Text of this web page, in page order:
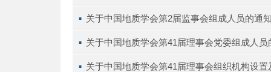
▪ 关于中国地质学会第2届监事会组成人员的通
▪ 关于中国地质学会第41届理事会党委组成人员
▪ 关于中国地质学会第41届理事会组织机构设